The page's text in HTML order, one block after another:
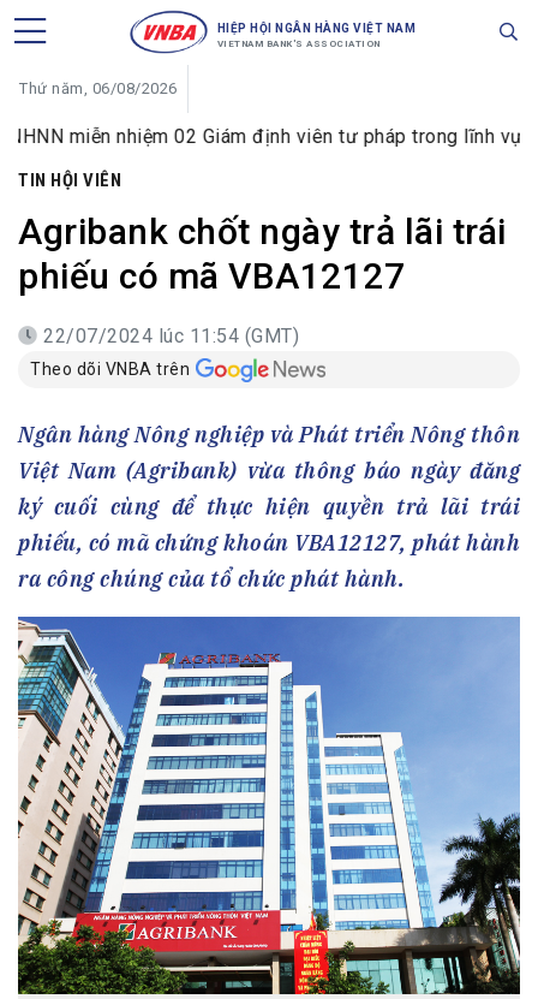
HIỆP HỘI NGÂN HÀNG VIỆT NAM
VIETNAM BANK'S ASSOCIATION
Thứ năm, 06/08/2026
nhiệm 02 Giám định viên tư pháp trong lĩnh vực tiền tệ
TIN HỘI VIÊN
Agribank chốt ngày trả lãi trái
phiếu có mã VBA12127
22/07/2024 lúc 11:54 (GMT)
Theo dõi VNBA trên
Ngân hàng Nông nghiệp và Phát triển Nông thôn
Việt Nam (Agribank) vừa thông báo ngày đăng
ký cuối cùng để thực hiện quyền trả lãi trái
phiếu, có mã chứng khoán VBA12127, phát hành
ra công chúng của tổ chức phát hành.